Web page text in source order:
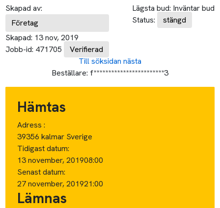
Skapad av:
Företag
Skapad: 13 nov, 2019
Jobb-id: 471705 Verifierad
Lägsta bud: Inväntar bud
Status:
stängd
Till söksidan nästa
Beställare: f************************3
Hämtas
Adress :
39356 kalmar Sverige
Tidigast datum:
13 november, 201908:00
Senast datum:
27 november, 201921:00
Lämnas